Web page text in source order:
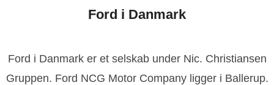
Ford i Danmark
Ford i Danmark er et selskab under Nic. Christiansen
Gruppen. Ford NCG Motor Company ligger i Ballerup.